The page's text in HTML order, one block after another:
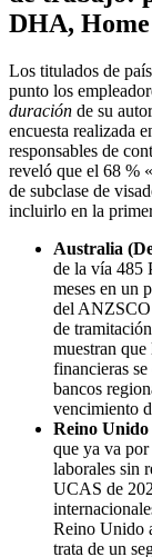
DHA,
Los titulados de
punto los
duración de su
encuesta realizada
responsables de
reveló que el 68 %
de subclase de
incluirlo en la
Australia
de la vía 485
meses en un
del ANZSCO
de
muestran
financieras
bancos
vencimiento
Reino
que ya va
laborales sin
UCAS de
Reino Unido
trata de un